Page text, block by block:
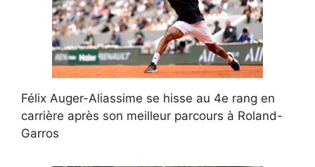
Félix Auger-Aliassime se hisse au 4e rang en
carrière après son meilleur parcours à Roland-
Garros